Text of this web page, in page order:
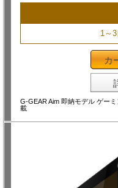
1～
カ
G-GEAR Aim 即納モデル ゲー
載